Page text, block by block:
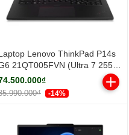
Lenovo ThinkPad P14s
21QT005FVN (Ultra 7 255H/
1TB SSD/ RTX PRO 500
14.5inch WUXGA/ Win 11
Black/ Vỏ nhôm/ 3Y)
-14%